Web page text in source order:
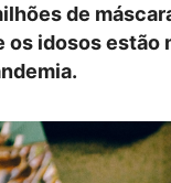
de
os idosos estão